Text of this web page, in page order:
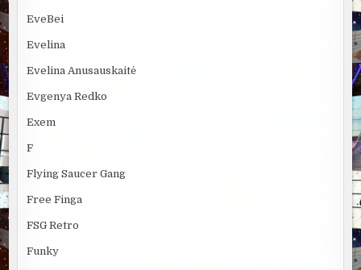
EveBei
Evelina
Evelina Anusauskaitė
Evgenya Redko
Exem
F
Flying Saucer Gang
Free Finga
FSG Retro
Funky